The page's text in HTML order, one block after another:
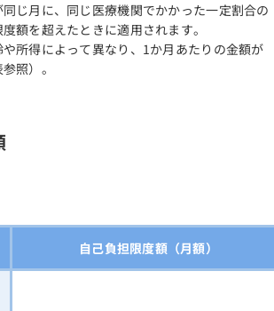
じ月に、同じ医療機関でかかった一定割合の
額を超えたときに適用されます。
所得によって異なり、1か月あたりの金額が
照）。
自己負担限度額（月額）